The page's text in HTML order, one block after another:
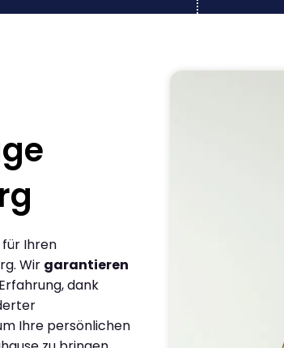
Ihren
Wir garantieren
dank
Ihre persönlichen